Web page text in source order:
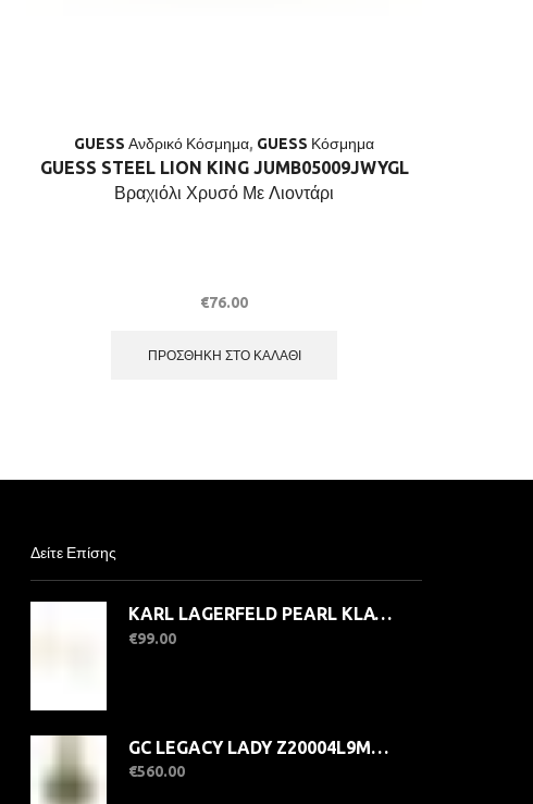
GUESS Ανδρικό Κόσμημα, GUESS Κόσμημα
GUESS STEEL LION KING JUMB05009JWYGL
Βραχιόλι Χρυσό Με Λιοντάρι
€76.00
ΠΡΟΣΘΉΚΗ ΣΤΟ ΚΑΛΆΘΙ
Δείτε Επίσης
KARL LAGERFELD PEARL KLAYR21 Γυναικεία Σκουλαρίκια Χρυσά Με Πέρλα
€99.00
GC LEGACY LADY Z20004L9MF Γυναικείο Ρολόι Quartz Ακριβείας
€560.00